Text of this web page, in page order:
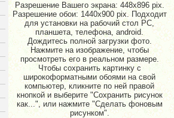
Разрешение Вашего экрана: 448x896 pix.
Разрешение обои: 1440x900 pix. Подходит
для установки на рабочий стол PC,
планшета, телефона, android.
Дождитесь полной загрузки фото.
Нажмите на изображение, чтобы
просмотреть его в реальном размере.
Чтобы сохранить картинку с
широкоформатными обоями на свой
компьютер, кликните по ней правой
кнопкой и выберите "Сохранить рисунок
как...", или нажмите "Сделать фоновым
рисунком".